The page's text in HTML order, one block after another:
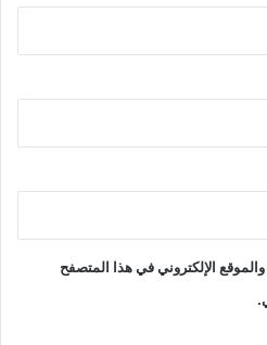
الإلكتروني في هذا المتصفح